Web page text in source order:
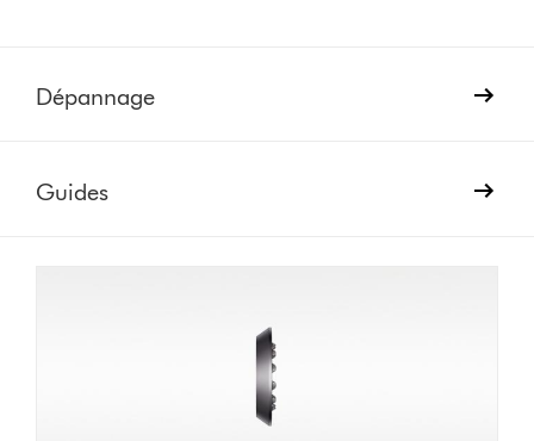
Dépannage
Guides